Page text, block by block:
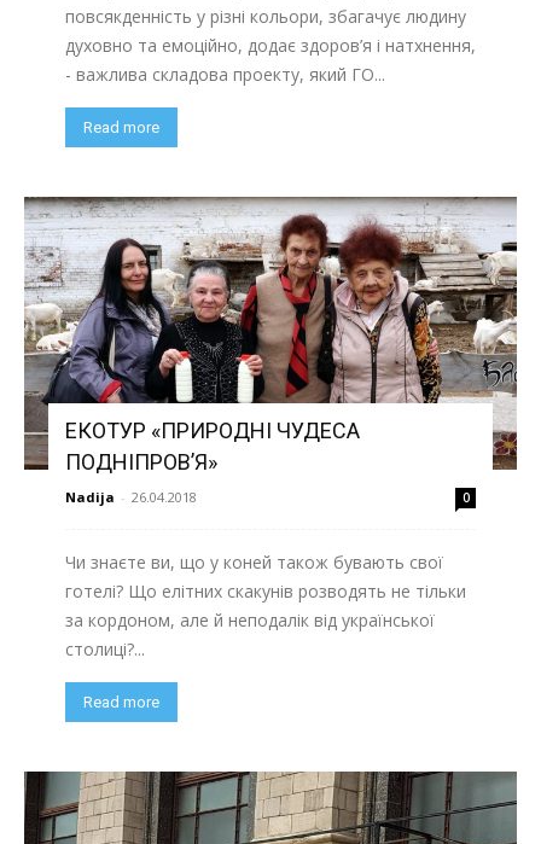
повсякденність у різні кольори, збагачує людину
духовно та емоційно, додає здоров’я і натхнення,
- важлива складова проекту, який ГО...
Read more
ЕКОТУР «ПРИРОДНІ ЧУДЕСА
ПОДНІПРОВ’Я»
Nadija - 26.04.2018 0
Чи знаєте ви, що у коней також бувають свої
готелі? Що елітних скакунів розводять не тільки
за кордоном, але й неподалік від української
столиці?...
Read more